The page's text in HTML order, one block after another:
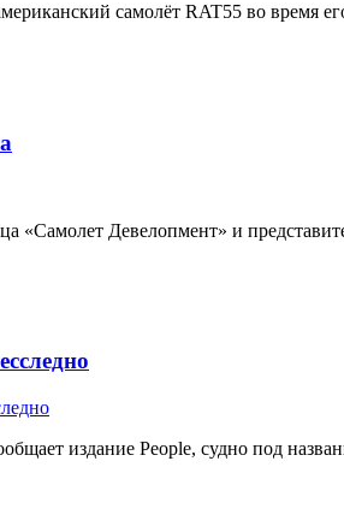
самолёт RAT55 во время
«Самолет Девелопмент» и
издание People, судно под